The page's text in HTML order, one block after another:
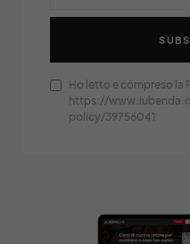
Ho letto e compreso la
https://
policy/39756041